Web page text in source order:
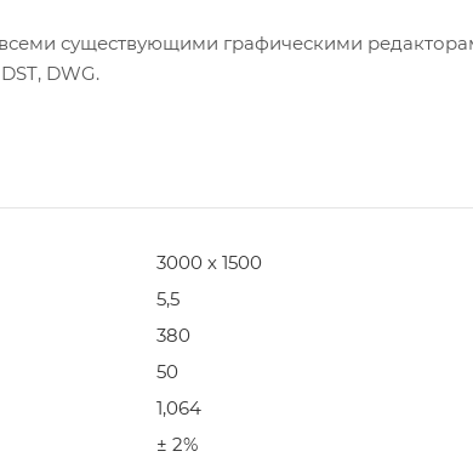
всеми существующими графическими
DWG.
3000 х 1500
5,5
380
50
1,064
± 2%